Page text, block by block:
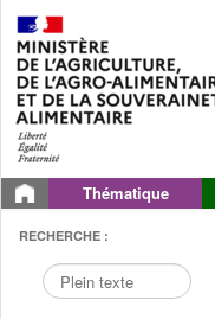
Thématique
RECHERCHE :